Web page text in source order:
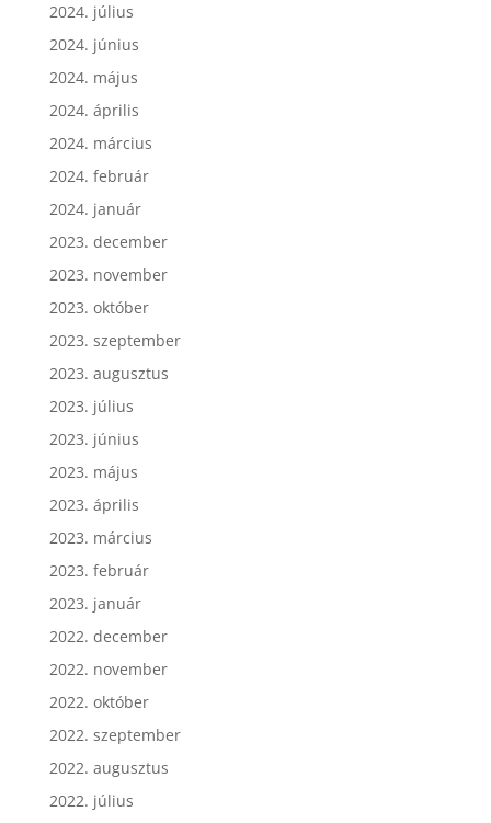
2024. július
2024. június
2024. május
2024. április
2024. március
2024. február
2024. január
2023. december
2023. november
2023. október
2023. szeptember
2023. augusztus
2023. július
2023. június
2023. május
2023. április
2023. március
2023. február
2023. január
2022. december
2022. november
2022. október
2022. szeptember
2022. augusztus
2022. július